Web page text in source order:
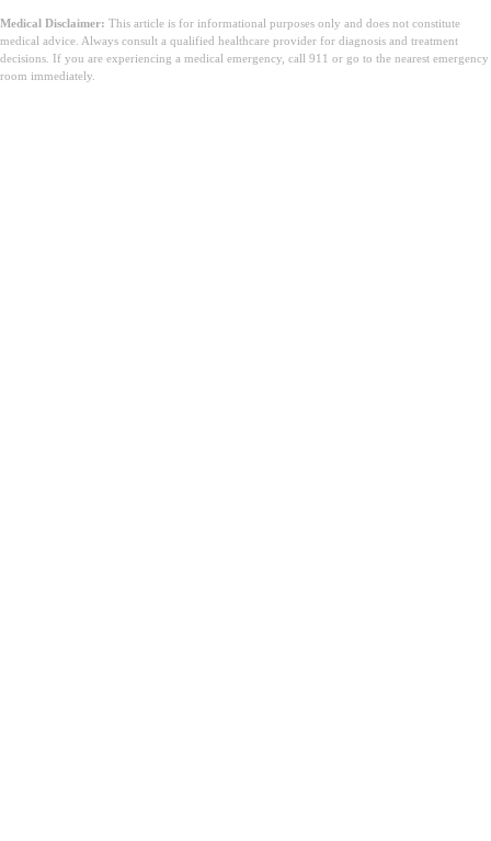
Medical Disclaimer: This article is for informational purposes only and does not constitute
medical advice. Always consult a qualified healthcare provider for diagnosis and treatment
decisions. If you are experiencing a medical emergency, call 911 or go to the nearest emergency
room immediately.